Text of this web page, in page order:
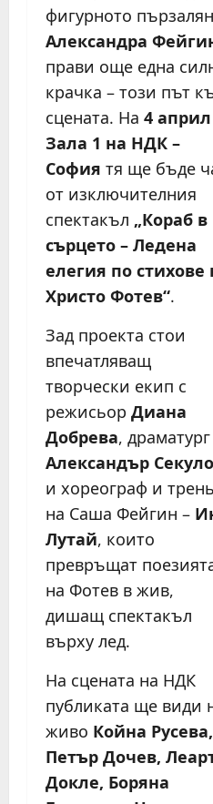
фигурното
Александра
прави още една
крачка – този път
сцената. На 4
Зала 1 на НДК –
София тя ще бъде
от изключителния
спектакъл „Кораб в
сърцето – Ледена
елегия по стихове
Христо Фотев“.
Зад проекта стои
впечатляващ
творчески екип с
режисьор Диана
Добрева, драматург
Александър
и хореограф и
на Саша Фейгин –
Лутай, които
превръщат
на Фотев в жив,
дишащ спектакъл
върху лед.
На сцената на НДК
публиката ще види
живо Койна Русева,
Петър Дочев,
Докле, Боряна